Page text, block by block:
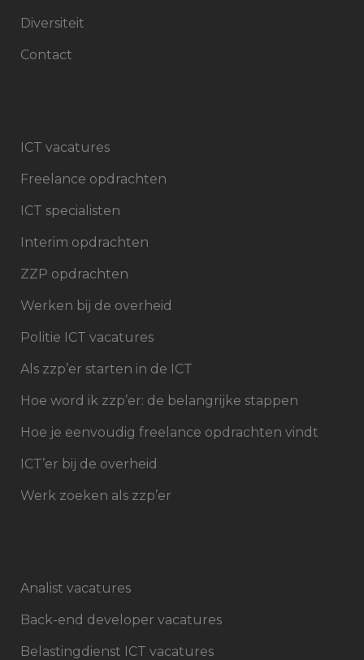
Diversiteit
Contact
ICT vacatures
Freelance opdrachten
ICT specialisten
Interim opdrachten
ZZP opdrachten
Werken bij de overheid
Politie ICT vacatures
Als zzp’er starten in de ICT
Hoe word ik zzp’er: de belangrijke stappen
Hoe je eenvoudig freelance opdrachten vindt
ICT’er bij de overheid
Werk zoeken als zzp’er
Analist vacatures
Back-end developer vacatures
Belastingdienst ICT vacatures